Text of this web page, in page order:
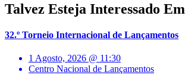
Talvez Esteja Interessado Em
32.º Torneio Internacional de Lançamentos
1 Agosto, 2026 @ 11:30
Centro Nacional de Lançamentos